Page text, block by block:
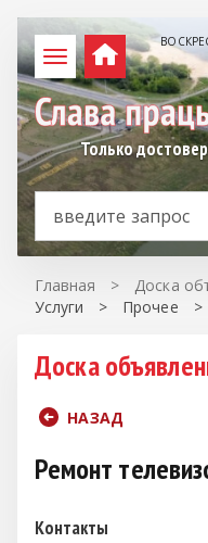
Только
Главная > Доска
Услуги
> Прочее >
Доска
НАЗАД
Ремонт
Контакты